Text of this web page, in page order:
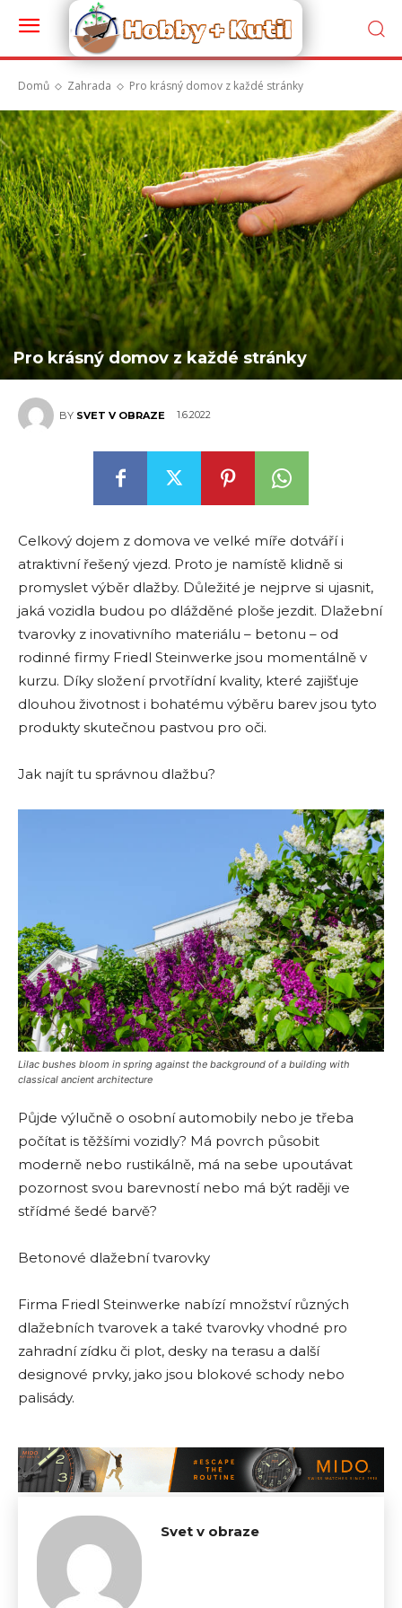
Domů Zahrada Pro krásný domov z každé stránky
Pro krásný domov z každé stránky
BY SVET V OBRAZE 1.6.2022
Celkový dojem z domova ve velké míře dotváří i
atraktivní řešený vjezd. Proto je namístě klidně si
promyslet výběr dlažby. Důležité je nejprve si ujasnit,
jaká vozidla budou po dlážděné ploše jezdit. Dlažební
tvarovky z inovativního materiálu – betonu – od
rodinné firmy Friedl Steinwerke jsou momentálně v
kurzu. Díky složení prvotřídní kvality, které zajišťuje
dlouhou životnost i bohatému výběru barev jsou tyto
produkty skutečnou pastvou pro oči.
Jak najít tu správnou dlažbu?
Lilac bushes bloom in spring against the background of a building with
classical ancient architecture
Půjde výlučně o osobní automobily nebo je třeba
počítat is těžšími vozidly? Má povrch působit
moderně nebo rustikálně, má na sebe upoutávat
pozornost svou barevností nebo má být raději ve
střídmé šedé barvě?
Betonové dlažební tvarovky
Firma Friedl Steinwerke nabízí množství různých
dlažebních tvarovek a také tvarovky vhodné pro
zahradní zídku či plot, desky na terasu a další
designové prvky, jako jsou blokové schody nebo
palisády.
Svet v obraze